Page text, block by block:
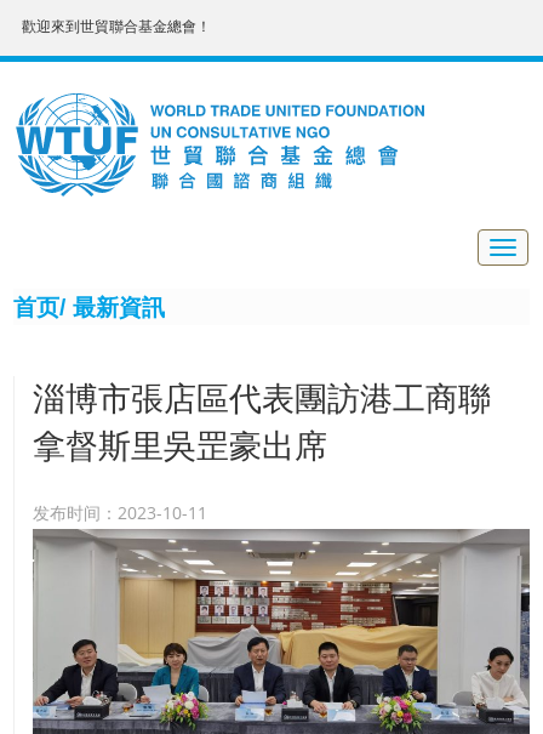
歡迎來到世貿聯合基金總會！
首页/ 最新資訊
淄博市張店區代表團訪港工商聯
拿督斯里吳罡豪出席
发布时间：2023-10-11
9月23日，中共淄博市張店區委書記郭慶一行訪問香港
各區工商聯，全港各區工商聯首席會長、中華全國工商
聯常委盧錦欽博士 MH ，全港各區工商聯名譽顧問、
全球併購基金執行主席拿督斯里吳罡豪 SSAP出席等成
員出席會晤，雙方就港魯商貿合作進行了交流。